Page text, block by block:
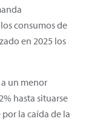
consumos de
en 2025 los
un menor
hasta situarse
la caída de la